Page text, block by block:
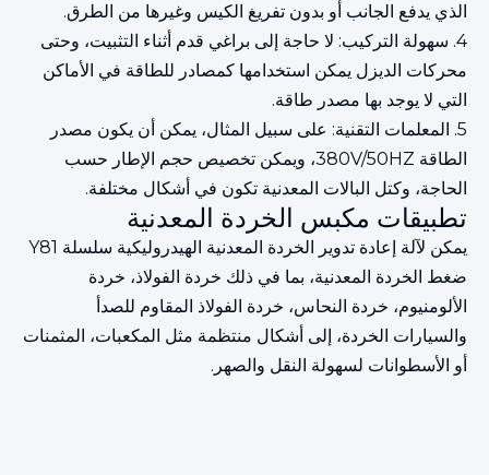
الذي يدفع الجانب أو بدون تفريغ الكيس وغيرها من الطرق.
4. سهولة التركيب: لا حاجة إلى براغي قدم أثناء التثبيت، وحتى
محركات الديزل يمكن استخدامها كمصادر للطاقة في الأماكن
التي لا يوجد بها مصدر طاقة.
5. المعلمات التقنية: على سبيل المثال، يمكن أن يكون مصدر
الطاقة 380V/50HZ، ويمكن تخصيص حجم الإطار حسب
الحاجة، وكتل البالات المعدنية تكون في أشكال مختلفة.
تطبيقات مكبس الخردة المعدنية
يمكن لآلة إعادة تدوير الخردة المعدنية الهيدروليكية سلسلة Y81
ضغط الخردة المعدنية، بما في ذلك خردة الفولاذ، خردة
الألومنيوم، خردة النحاس، خردة الفولاذ المقاوم للصدأ
والسيارات الخردة، إلى أشكال منتظمة مثل المكعبات، المثمنات
أو الأسطوانات لسهولة النقل والصهر.